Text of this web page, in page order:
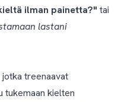
ilman painetta?" tai
lastani
treenaavat
tukemaan kielten